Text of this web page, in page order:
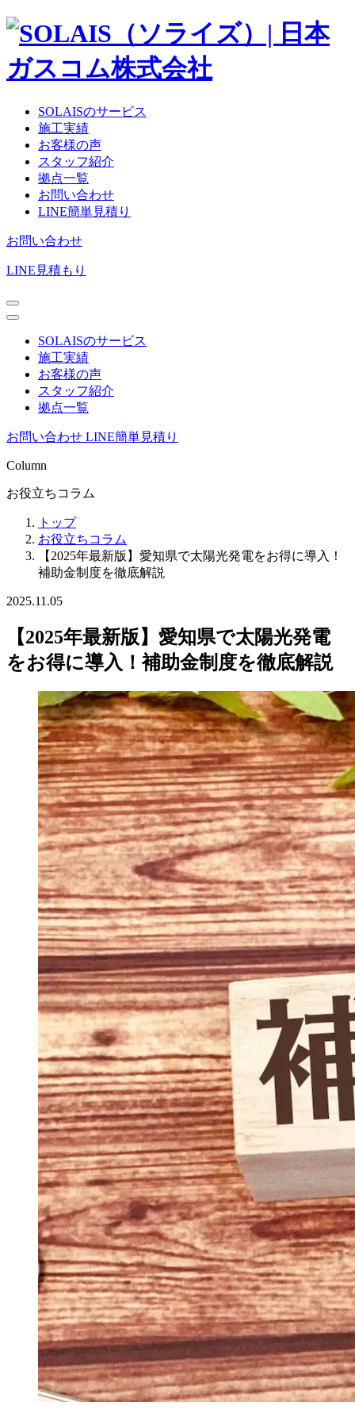
SOLAISのサービス
施工実績
お客様の声
スタッフ紹介
拠点一覧
お問い合わせ
LINE簡単見積り
お問い合わせ
LINE見積もり
SOLAISのサービス
施工実績
お客様の声
スタッフ紹介
拠点一覧
お問い合わせ LINE簡単見積り
Column
お役立ちコラム
トップ
お役立ちコラム
【2025年最新版】愛知県で太陽光発電をお得に導入！
補助金制度を徹底解説
2025.11.05
【2025年最新版】愛知県で太陽光発電
をお得に導入！補助金制度を徹底解説